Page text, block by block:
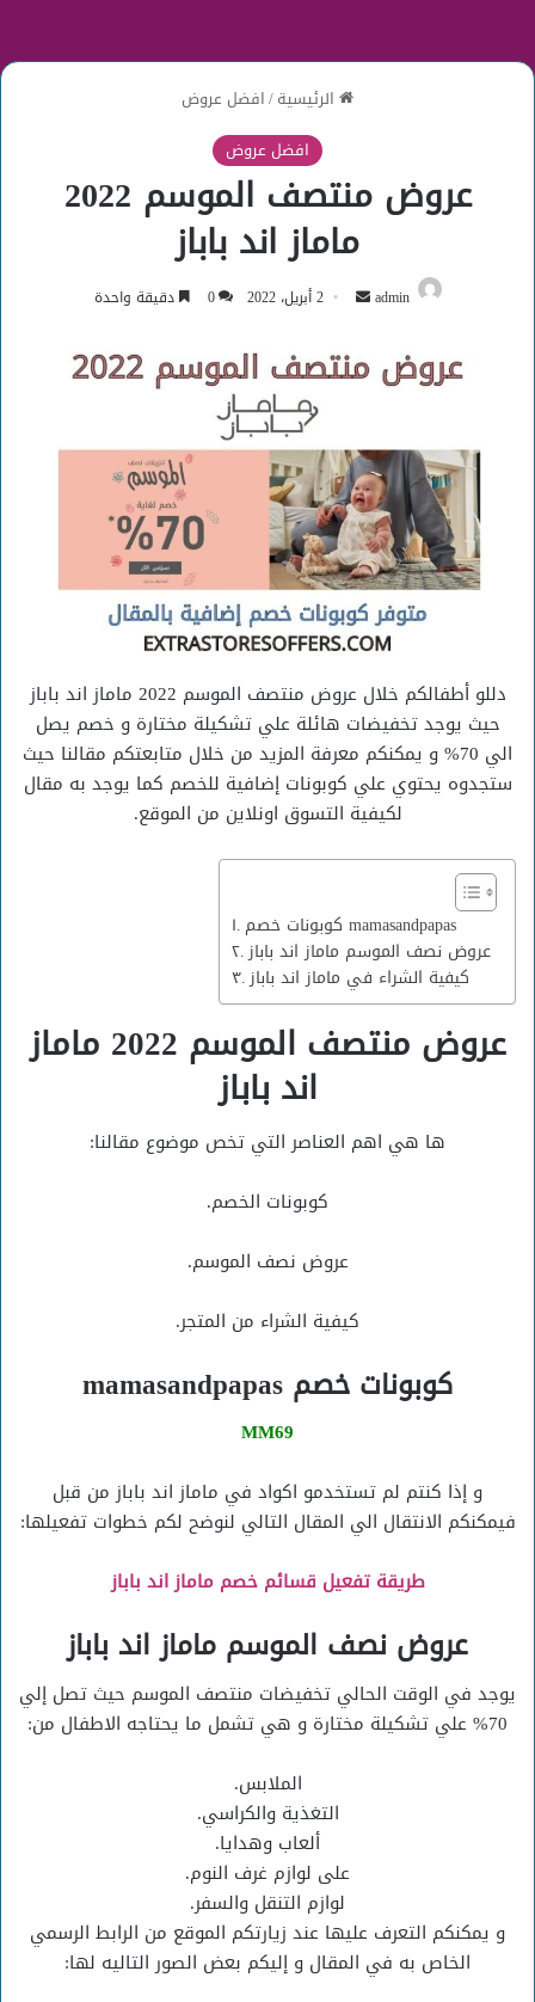
الرئيسية/افضل عروض
افضل عروض
عروض منتصف الموسم 2022
ماماز اند باباز
admin
أرسل
إلكترونيا
2 أبريل، 2022 0 دقيقة واحدة
دللو أطفالكم خلال عروض منتصف الموسم 2022 ماماز اند باباز
حيث يوجد تخفيضات هائلة علي تشكيلة مختارة و خصم يصل
الي 70% و يمكنكم معرفة المزيد من خلال متابعتكم مقالنا حيث
ستجدوه يحتوي علي كوبونات إضافية للخصم كما يوجد به مقال
لكيفية التسوق اونلاين من الموقع.
كوبونات خصم mamasandpapas
عروض نصف الموسم ماماز اند باباز
كيفية الشراء في ماماز اند باباز
عروض منتصف الموسم 2022 ماماز
اند باباز
ها هي اهم العناصر التي تخص موضوع مقالنا:
كوبونات الخصم.
عروض نصف الموسم.
كيفية الشراء من المتجر.
كوبونات خصم mamasandpapas
MM69
و إذا كنتم لم تستخدمو اكواد في ماماز اند باباز من قبل
فيمكنكم الانتقال الي المقال التالي لنوضح لكم خطوات تفعيلها:
طريقة تفعيل قسائم خصمماماز اند باباز
عروض نصف الموسم ماماز اند باباز
يوجد في الوقت الحالي تخفيضات منتصف الموسم حيث تصل إلي
70% علي تشكيلة مختارة و هي تشمل ما يحتاجه الاطفال من:
الملابس.
التغذية والكراسي.
ألعاب وهدايا.
على لوازم غرف النوم.
لوازم التنقل والسفر.
و يمكنكم التعرف عليها عند زيارتكم الموقع من الرابط الرسمي
الخاص به في المقال و إليكم بعض الصور التاليه لها: